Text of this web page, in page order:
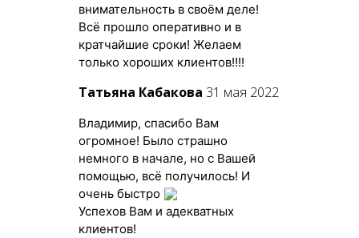
внимательность в своём деле!
Всё прошло оперативно и в
кратчайшие сроки! Желаем
только хороших клиентов!!!!
Татьяна Кабакова 31 мая 2022
Владимир, спасибо Вам
огромное! Было страшно
немного в начале, но с Вашей
помощью, всё получилось! И
очень быстро
Успехов Вам и адекватных
клиентов!